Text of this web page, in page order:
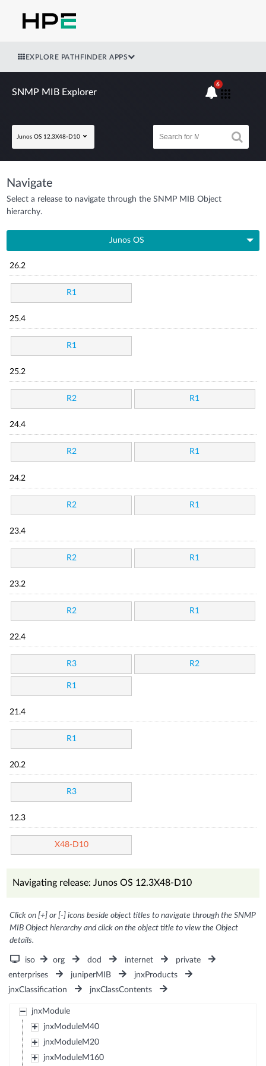
EXPLORE PATHFINDER APPS
SNMP MIB Explorer
Junos OS 12.3X48-D10
6
Navigate
Select a release to navigate through the SNMP MIB Object
hierarchy.
Junos OS
26.2
R1
25.4
R1
25.2
R2 R1
24.4
R2 R1
24.2
R2 R1
23.4
R2 R1
23.2
R2 R1
22.4
R3 R2
R1
21.4
R1
20.2
R3
12.3
X48-D10
Navigating release: Junos OS 12.3X48-D10
Click on [+] or [-] icons beside object titles to navigate through the SNMP
MIB Object hierarchy and click on the object title to view the Object
details.
iso org dod internet
private
enterprises
juniperMIB
jnxProducts
jnxClassification
jnxClassContents
jnxModule
jnxModuleM40
jnxModuleM20
jnxModuleM160